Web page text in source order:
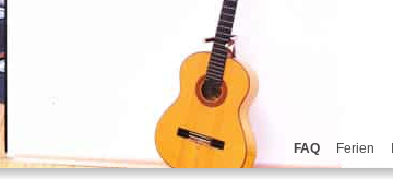
FAQ Ferien